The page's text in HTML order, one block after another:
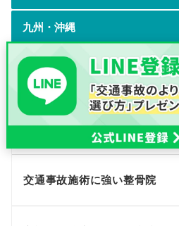
九州・沖縄
カテゴリ
交通事故の症状・治療について
交通事故施術に強い整骨院